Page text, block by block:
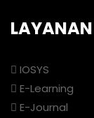
LAYANAN
IOSYS
E-Learning
E-Journal